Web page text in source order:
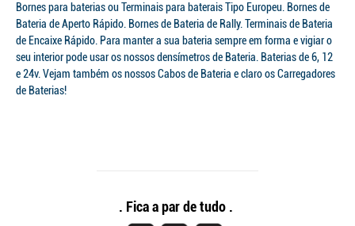
Bornes para baterias ou Terminais para baterais Tipo Europeu. Bornes de
Bateria de Aperto Rápido. Bornes de Bateria de Rally. Terminais de Bateria
de Encaixe Rápido. Para manter a sua bateria sempre em forma e vigiar o
seu interior pode usar os nossos densímetros de Bateria. Baterias de 6, 12
e 24v. Vejam também os nossos Cabos de Bateria e claro os Carregadores
de Baterias!
. Fica a par de tudo .